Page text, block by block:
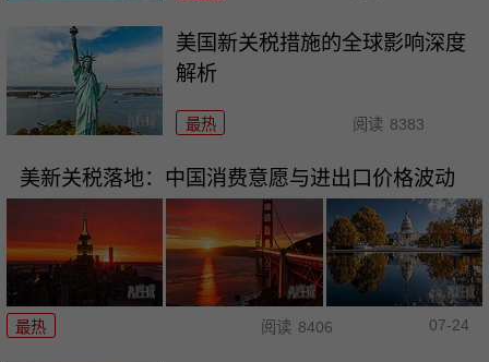
美国新关税措施的全球影响深度
解析
最热 阅读 8383
美新关税落地：中国消费意愿与进出口价格波动
最热 阅读 8406 07-24